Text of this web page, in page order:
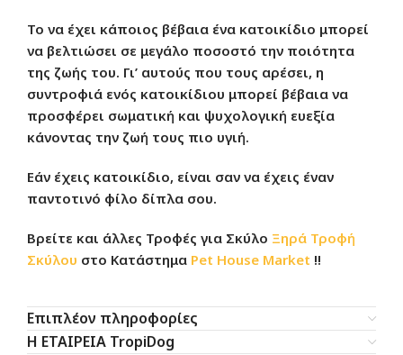
Το να έχει κάποιος βέβαια ένα κατοικίδιο μπορεί
να βελτιώσει σε μεγάλο ποσοστό την ποιότητα
της ζωής του. Γι’ αυτούς που τους αρέσει, η
συντροφιά ενός κατοικίδιου μπορεί βέβαια να
προσφέρει σωματική και ψυχολογική ευεξία
κάνοντας την ζωή τους πιο υγιή.
Εάν έχεις κατοικίδιο, είναι σαν να έχεις έναν
παντοτινό φίλο δίπλα σου.
Βρείτε και άλλες Τροφές για Σκύλο Ξηρά Τροφή
Σκύλου στο Κατάστημα Pet House Market !!
Επιπλέον πληροφορίες
Η ΕΤΑΙΡΕΙΑ TropiDog